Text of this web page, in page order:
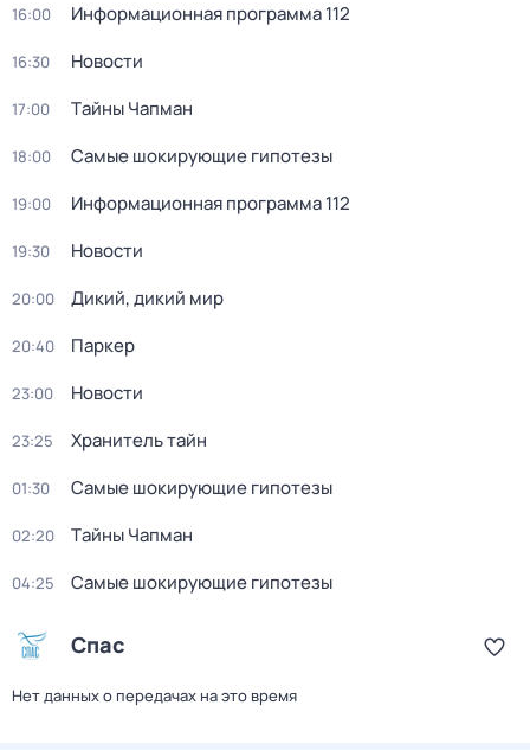
16:00 Информационная программа 112
16:30 Новости
17:00 Тaйны Чапман
18:00 Самые шoкиpующие гипотезы
19:00 Информационная программа 112
19:30 Новости
20:00 Дикий, дикий мир
20:40 Паркер
23:00 Новости
23:25 Хранитель тайн
01:30 Самые шoкиpующие гипотезы
02:20 Тaйны Чапман
04:25 Самые шoкиpующие гипотезы
Спас
Нет данных о передачах на это время